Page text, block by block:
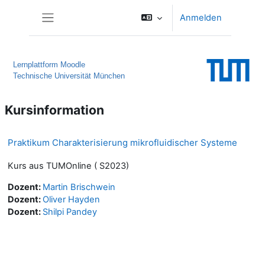
Anmelden
Lernplattform Moodle
Technische Universität München
Kursinformation
Praktikum Charakterisierung mikrofluidischer Systeme
Kurs aus TUMOnline ( S2023)
Dozent: Martin Brischwein
Dozent:Oliver Hayden
Dozent: Shilpi Pandey